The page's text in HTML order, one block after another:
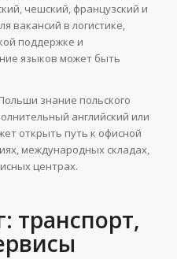
чешский, французский и
вакансий в логистике,
поддержке и
языков может быть
знание польского
английский или
открыть путь к офисной
международных складах,
центрах.
транспорт,